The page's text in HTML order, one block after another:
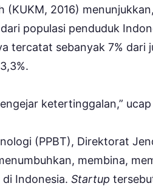
(KUKM, 2016)
populasi penduduk
tercatat sebanyak 7% dari
ketertinggalan,”
(PPBT), Direktorat
membina,
Indonesia. Startup